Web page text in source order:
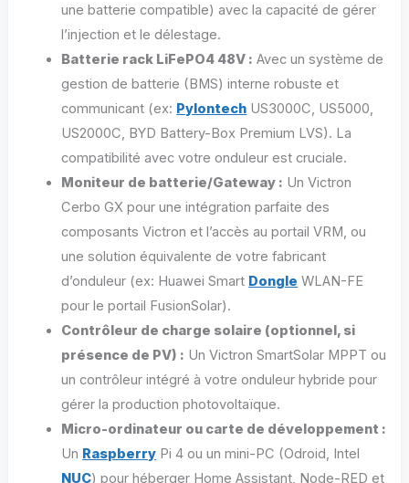
une batterie compatible) avec la capacité de gérer
l’injection et le délestage.
Batterie rack LiFePO4 48V : Avec un système de
gestion de batterie (BMS) interne robuste et
communicant (ex: Pylontech US3000C, US5000,
US2000C, BYD Battery-Box Premium LVS). La
compatibilité avec votre onduleur est cruciale.
Moniteur de batterie/Gateway : Un Victron
Cerbo GX pour une intégration parfaite des
composants Victron et l’accès au portail VRM, ou
une solution équivalente de votre fabricant
d’onduleur (ex: Huawei Smart Dongle WLAN-FE
pour le portail FusionSolar).
Contrôleur de charge solaire (optionnel, si
présence de PV) : Un Victron SmartSolar MPPT ou
un contrôleur intégré à votre onduleur hybride pour
gérer la production photovoltaïque.
Micro-ordinateur ou carte de développement :
Un Raspberry Pi 4 ou un mini-PC (Odroid, Intel
NUC) pour héberger Home Assistant, Node-RED et